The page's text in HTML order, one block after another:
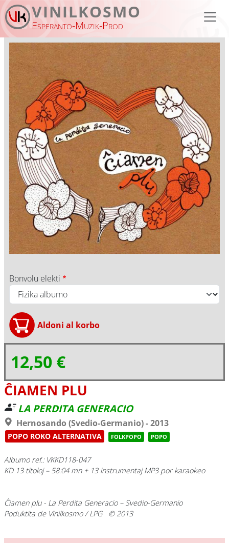
Skip to main content
VINILKOSMO
Esperanto-Muzik-Prod
Bonvolu elekti
12,50 €
ĈIAMEN PLU
LA PERDITA GENERACIO
Hernosando (Svedio-Germanio) - 2013
POPO ROKO ALTERNATIVA FOLKPOPO POPO
Albumo ref.: VKKD118-047
KD 13 titoloj – 58:04 mn + 13 instrumentaj MP3 por karaokeo
Ĉiamen plu- La Perdita Generacio – Svedio-Germanio
Poduktita de Vinilkosmo / LPG © 2013